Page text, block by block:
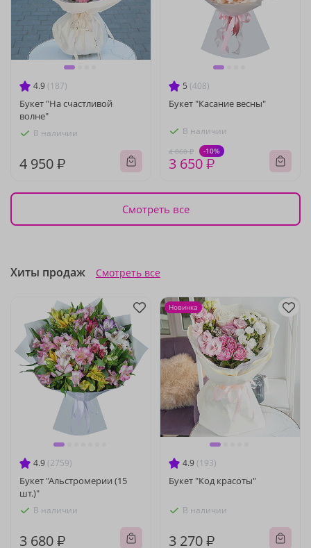
4.9 (187)
Букет "На счастливой
волне"
В наличии
4 950 ₽
5 (408)
Букет "Касание весны"
В наличии
4 060 ₽ -10%
3 650 ₽
Смотреть все
Хиты продаж Смотреть все
4.9 (2759)
Букет "Альстромерии (15
шт.)"
В наличии
3 680 ₽
4.9 (193)
Букет "Код красоты"
В наличии
3 270 ₽
Новинка